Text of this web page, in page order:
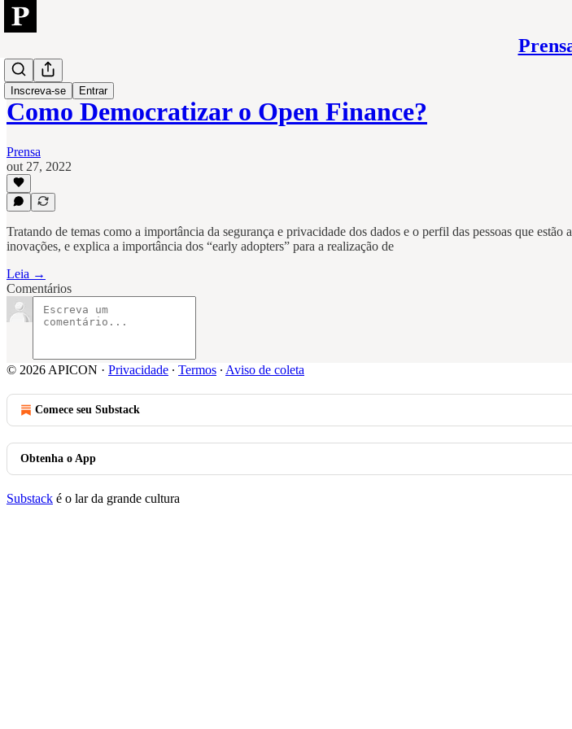
Inscreva-se Entrar
Open
Como Democratizar o Open Finance?
Prensa
out 27, 2022
Tratando de temas como a importância da segurança e privacidade dos dados e o perfil das pessoas que
inovações, e explica a importância dos “early adopters” para a realização de
Leia →
Comentários
© 2026 APICON · Privacidade ∙ Termos ∙ Aviso de coleta
Comece seu Substack
Obtenha o App
Substack é o lar da grande cultura